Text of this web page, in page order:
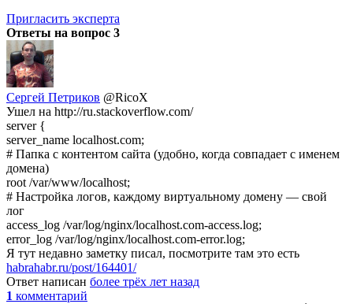
Пригласить эксперта
Ответы на вопрос 3
Сергей Петриков @RicoX
Ушел на http://ru.stackoverflow.com/
server {
server_name localhost.com;
# Папка с контентом сайта (удобно, когда совпадает с именем
домена)
root /var/www/localhost;
# Настройка логов, каждому виртуальному домену — свой
лог
access_log /var/log/nginx/localhost.com-access.log;
error_log /var/log/nginx/localhost.com-error.log;
Я тут недавно заметку писал, посмотрите там это есть
habrahabr.ru/post/164401/
Ответ написан более трёх лет назад
1 комментарий